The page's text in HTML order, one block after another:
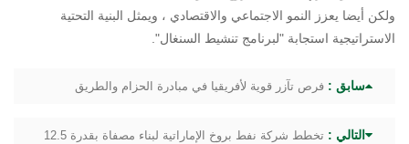
ولكن أيضا يعزز النمو الاجتماعي والاقتصادي ، ويمثل البنية التحتية
الاستراتيجية استجابة "لبرنامج تنشيط السنغال".
سابق : فرص تآزر قوية لأفريقيا في مبادرة الحزام والطريق
التالي :
تخطط شركة نفط بروخ الإماراتية لبناء مصفاة بقدرة 12.5